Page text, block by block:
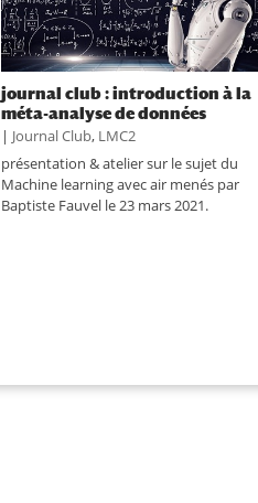
journal club : introduction à la
méta-analyse de données
| Journal Club, LMC2
présentation & atelier sur le sujet du
Machine learning avec air menés par
Baptiste Fauvel le 23 mars 2021.